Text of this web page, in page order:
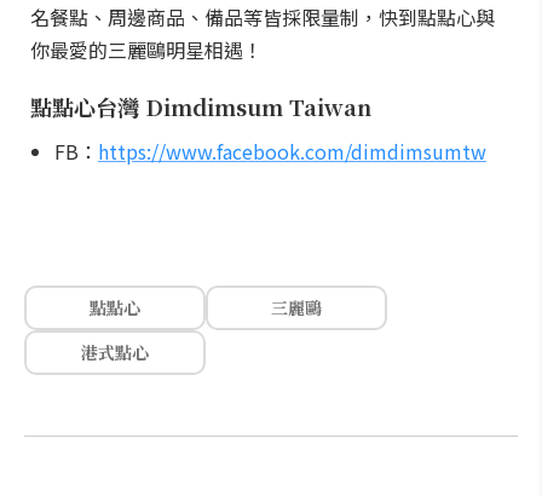
名餐點、周邊商品、備品等皆採限量制，快到點點心與
你最愛的三麗鷗明星相遇！
點點心台灣 Dimdimsum Taiwan
FB： https://www.facebook.com/dimdimsumtw
點點心
三麗鷗
港式點心